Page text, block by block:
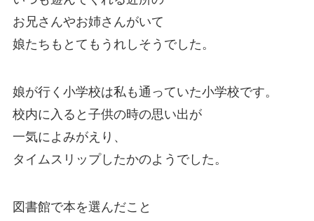
お兄さんやお姉さんがいて
娘たちもとてもうれしそうでした。
娘が行く小学校は私も通っていた小学校です。
校内に入ると子供の時の思い出が
一気によみがえり、
タイムスリップしたかのようでした。
図書館で本を選んだこと